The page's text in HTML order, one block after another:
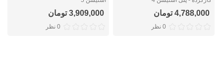
4,788,000 تومان
0 نظر
3,909,000 تومان
0 نظر